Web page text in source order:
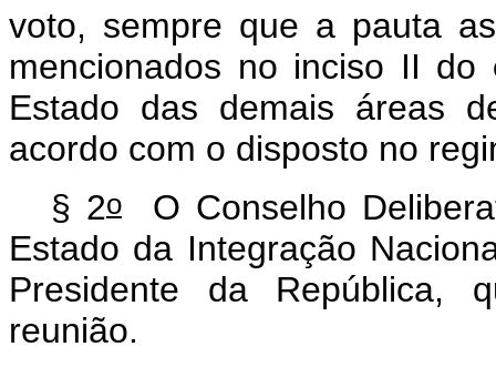
voto, sempre que a pauta
mencionados no inciso II do
Estado das demais áreas
acordo com o disposto no
§ 2oO Conselho
Estado da Integração
Presidente da República,
reunião.